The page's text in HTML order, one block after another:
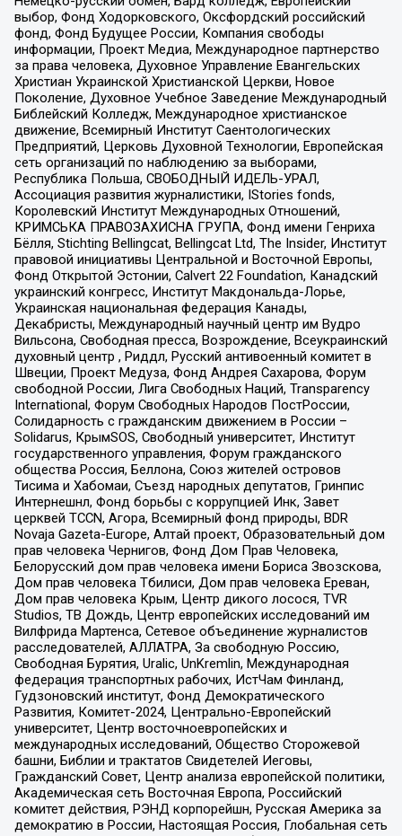
выбор, Фонд Ходорковского, Оксфордский российский
фонд, Фонд Будущее России, Компания свободы
информации, Проект Медиа, Международное партнерство
за права человека, Духовное Управление Евангельских
Христиан Украинской Христианской Церкви, Новое
Поколение, Духовное Учебное Заведение Международный
Библейский Колледж, Международное христианское
движение, Всемирный Институт Саентологических
Предприятий, Церковь Духовной Технологии, Европейская
сеть организаций по наблюдению за выборами,
Республика Польша, СВОБОДНЫЙ ИДЕЛЬ-УРАЛ,
Ассоциация развития журналистики, IStories fonds,
Королевский Институт Международных Отношений,
КРИМСЬКА ПРАВОЗАХИСНА ГРУПА, Фонд имени Генриха
Бёлля, Stichting Bellingcat, Bellingcat Ltd, The Insider, Институт
правовой инициативы Центральной и Восточной Европы,
Фонд Открытой Эстонии, Calvert 22 Foundation, Канадский
украинский конгресс, Институт Макдональда-Лорье,
Украинская национальная федерация Канады,
Декабристы, Международный научный центр им Вудро
Вильсона, Свободная пресса, Возрождение, Всеукраинский
духовный центр , Риддл, Русский антивоенный комитет в
Швеции, Проект Медуза, Фонд Андрея Сахарова, Форум
свободной России, Лига Свободных Наций, Transparеncy
International, Форум Свободных Народов ПостРоссии,
Солидарность с гражданским движением в России –
Solidarus, КрымSOS, Свободный университет, Институт
государственного управления, Форум гражданского
общества Россия, Беллона, Союз жителей островов
Тисима и Хабомаи, Съезд народных депутатов, Гринпис
Интернешнл, Фонд борьбы с коррупцией Инк, Завет
церквей TCCN, Агора, Всемирный фонд природы, BDR
Novaja Gazeta-Europe, Алтай проект, Образовательный дом
прав человека Чернигов, Фонд Дом Прав Человека,
Белорусский дом прав человека имени Бориса Звозскова,
Дом прав человека Тбилиси, Дом прав человека Ереван,
Дом прав человека Крым, Центр дикого лосося, TVR
Studios, ТВ Дождь, Центр европейских исследований им
Вилфрида Мартенса, Сетевое объединение журналистов
расследователей, АЛЛАТРА, За свободную Россию,
Свободная Бурятия, Uralic, UnKremlin, Международная
федерация транспортных рабочих, ИстЧам Финланд,
Гудзоновский институт, Фонд Демократического
Развития, Комитет-2024, Центрально-Европейский
университет, Центр восточноевропейских и
международных исследований, Общество Сторожевой
башни, Библии и трактатов Свидетелей Иеговы,
Гражданский Совет, Центр анализа европейской политики,
Академическая сеть Восточная Европа, Российский
комитет действия, РЭНД корпорейшн, Русская Америка за
демократию в России, Настоящая Россия, Глобальная сеть